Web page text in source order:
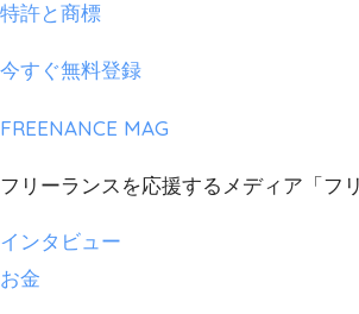
特許と商標
今すぐ無料登録
FREENANCE MAG
フリーランスを応援するメディア「フ
インタビュー
お金